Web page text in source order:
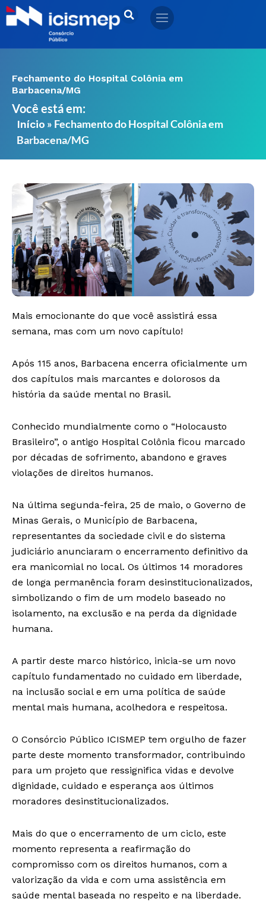
Ir
para
Fechamento do Hospital Colônia em
Barbacena/MG
Você está em:
Início » Fechamento do Hospital Colônia em
Barbacena/MG
Mais emocionante do que você assistirá essa
semana, mas com um novo capítulo!
Após 115 anos, Barbacena encerra oficialmente um
dos capítulos mais marcantes e dolorosos da
história da saúde mental no Brasil.
Conhecido mundialmente como o “Holocausto
Brasileiro”, o antigo Hospital Colônia ficou marcado
por décadas de sofrimento, abandono e graves
violações de direitos humanos.
Na última segunda-feira, 25 de maio, o Governo de
Minas Gerais, o Município de Barbacena,
representantes da sociedade civil e do sistema
judiciário anunciaram o encerramento definitivo da
era manicomial no local. Os últimos 14 moradores
de longa permanência foram desinstitucionalizados,
simbolizando o fim de um modelo baseado no
isolamento, na exclusão e na perda da dignidade
humana.
A partir deste marco histórico, inicia-se um novo
capítulo fundamentado no cuidado em liberdade,
na inclusão social e em uma política de saúde
mental mais humana, acolhedora e respeitosa.
O Consórcio Público ICISMEP tem orgulho de fazer
parte deste momento transformador, contribuindo
para um projeto que ressignifica vidas e devolve
dignidade, cuidado e esperança aos últimos
moradores desinstitucionalizados.
Mais do que o encerramento de um ciclo, este
momento representa a reafirmação do
compromisso com os direitos humanos, com a
valorização da vida e com uma assistência em
saúde mental baseada no respeito e na liberdade.